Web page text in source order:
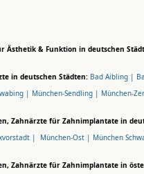
Ästhetik & Funktion in deutschen
in deutschen Städten: Bad Aibling |
| München-Sendling | München-
Zahnärzte für Zahnimplantate in
|
München-Ost | München
Zahnärzte für Zahnimplantate in